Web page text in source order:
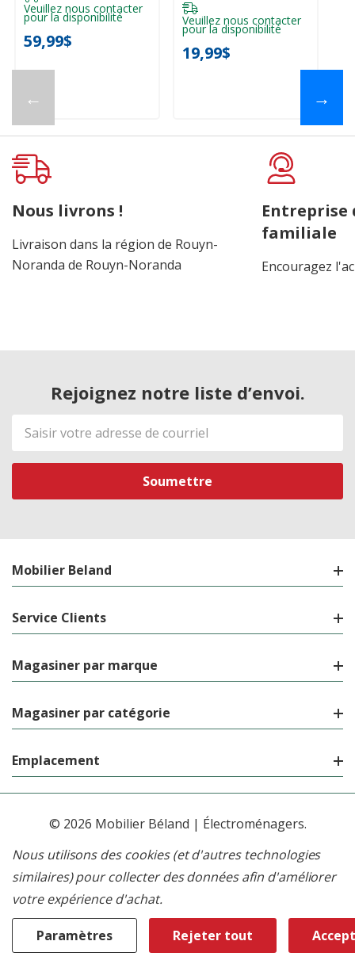
←
Veuillez nous contacter
pour la disponibilité
59,99$
Veuillez nous contacter
pour la disponibilité
19,99$
→
Nous livrons !
Livraison dans la région de Rouyn-
Noranda de Rouyn-Noranda
Entreprise
familiale
Encouragez
Rejoignez notre liste d’envoi.
Adresse
de
courriel
Mobilier Beland
Service Clients
Magasiner par marque
Magasiner par catégorie
Emplacement
© 2026 Mobilier Béland | Électroménagers.
Nous utilisons des cookies (et d'autres technologies
similaires) pour collecter des données afin d'améliorer
votre expérience d'achat.
Paramètres Rejeter tout